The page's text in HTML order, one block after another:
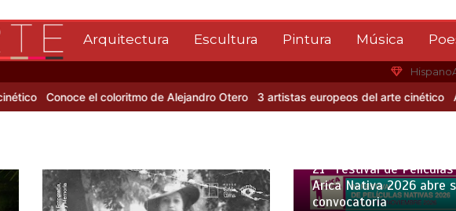
Arquitectura Escultura Pintura Música
Conoce el coloritmo de Alejandro Otero 3 artistas europeos del arte cinético Albert
21° Festival de
Arica Nativa 2026 abre
convocatoria